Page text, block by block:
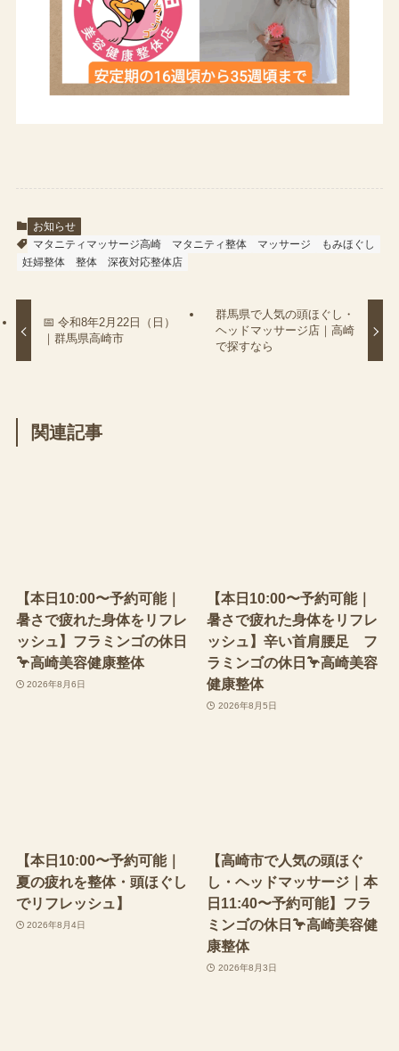
お知らせ
マタニティマッサージ高崎
マタニティ整体 マッサージ
もみほぐし
妊婦整体
整体 深夜対応整体店
📅 令和8年2月22日（日）
｜群馬県高崎市
群馬県で人気の頭ほぐし・
ヘッドマッサージ店｜高崎
で探すなら
関連記事
【本日10:00〜予約可能｜
暑さで疲れた身体をリフレ
ッシュ】フラミンゴの休日
🦩高崎美容健康整体
2026年8月6日
【本日10:00〜予約可能｜
暑さで疲れた身体をリフレ
ッシュ】辛い首肩腰足 フ
ラミンゴの休日🦩高崎美容
健康整体
2026年8月5日
【本日10:00〜予約可能｜
夏の疲れを整体・頭ほぐし
でリフレッシュ】
2026年8月4日
【高崎市で人気の頭ほぐ
し・ヘッドマッサージ｜本
日11:40〜予約可能】フラ
ミンゴの休日🦩高崎美容健
康整体
2026年8月3日